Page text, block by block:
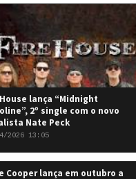
lança “Midnight
2º single com o novo
Nate Peck
2026 13:05
Cooper lança em outubro a